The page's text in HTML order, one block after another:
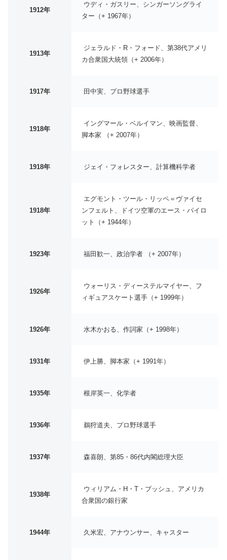
1912年
ウディ・ガスリー、シンガーソングライ
ター（+ 1967年）
1913年
ジェラルド・R・フォード、第38代アメリ
カ合衆国大統領（+ 2006年）
1917年 田中実、プロ野球選手
1918年
イングマール・ベルイマン、映画監督、
脚本家 （+ 2007年）
1918年 ジェイ・フォレスター、計算機科学者
1918年
エグモント・ツール・リッペ＝ヴァイセ
ンフェルト、ドイツ空軍のエース・パイロ
ット（+ 1944年）
1923年 福田歓一、政治学者 （+ 2007年）
1926年
ウォーリス・ディーステルマイヤー、フ
ィギュアスケート選手（+ 1999年）
1926年 水木かおる、作詞家（+ 1998年）
1931年 伊上勝、脚本家（+ 1991年）
1935年 根岸英一、化学者
1936年 鵜狩道夫、プロ野球選手
1937年 森喜朗、第85・86代内閣総理大臣
1938年
ウィリアム・H・T・ブッシュ、アメリカ
合衆国の銀行家
1944年 久米宏、アナウンサー、キャスター